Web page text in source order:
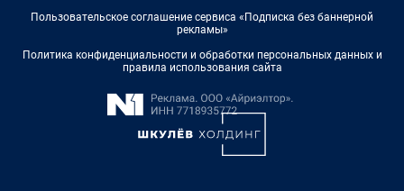
Пользовательское соглашение сервиса «Подписка без баннерной
рекламы»
Политика конфиденциальности и обработки персональных данных и
правила использования сайта